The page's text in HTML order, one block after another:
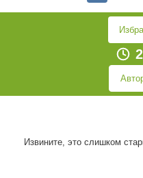
Извините, это слишком